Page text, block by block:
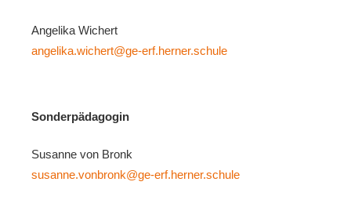
Angelika Wichert
angelika.wichert@ge-erf.herner.schule
Sonderpädagogin
Susanne von Bronk
susanne.vonbronk@ge-erf.herner.schule